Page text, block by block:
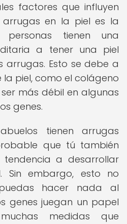
factores que influyen
en la piel es la
personas tienen una
a tener una piel
Esto se debe a
piel, como el colágeno
más débil en algunas
genes.
tienen arrugas
que tú también
a desarrollar
Sin embargo, esto no
hacer nada al
genes juegan un papel
medidas que